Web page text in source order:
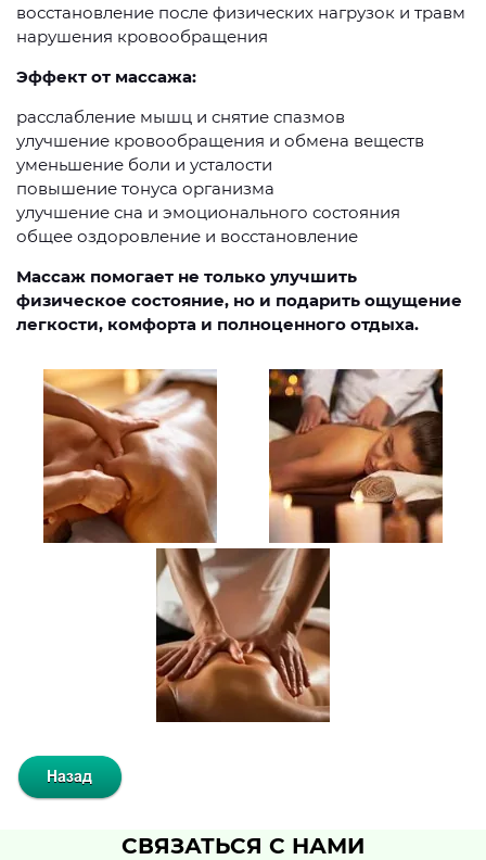
восстановление после физических нагрузок и травм
нарушения кровообращения
Эффект от массажа:
расслабление мышц и снятие спазмов
улучшение кровообращения и обмена веществ
уменьшение боли и усталости
повышение тонуса организма
улучшение сна и эмоционального состояния
общее оздоровление и восстановление
Массаж помогает не только улучшить
физическое состояние, но и подарить ощущение
легкости, комфорта и полноценного отдыха.
СВЯЗАТЬСЯ С НАМИ